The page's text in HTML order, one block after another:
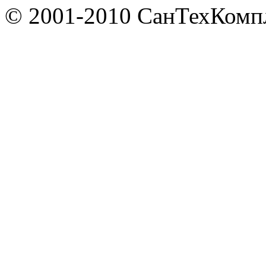
© 2001-2010